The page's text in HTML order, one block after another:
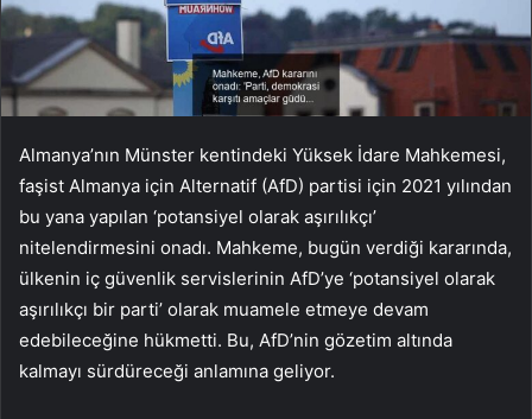
Almanya’nın Münster kentindeki Yüksek İdare Mahkemesi,
faşist Almanya için Alternatif (AfD) partisi için 2021 yılından
bu yana yapılan ‘potansiyel olarak aşırılıkçı’
nitelendirmesini onadı. Mahkeme, bugün verdiği kararında,
ülkenin iç güvenlik servislerinin AfD’ye ‘potansiyel olarak
aşırılıkçı bir parti’ olarak muamele etmeye devam
edebileceğine hükmetti. Bu, AfD’nin gözetim altında
kalmayı sürdüreceği anlamına geliyor.